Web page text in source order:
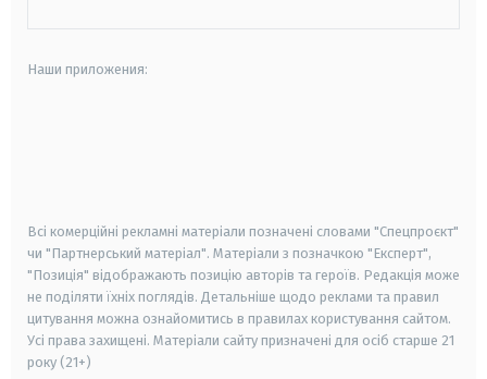
Наши приложения:
Всі комерційні рекламні матеріали позначені словами "Спецпроєкт"
чи "Партнерський матеріал". Матеріали з позначкою "Експерт",
"Позиція" відображають позицію авторів та героїв. Редакція може
не поділяти їхніх поглядів. Детальніше щодо реклами та правил
цитування можна ознайомитись в правилах користування сайтом.
Усі права захищені. Матеріали сайту призначені для осіб старше 21
року (21+)